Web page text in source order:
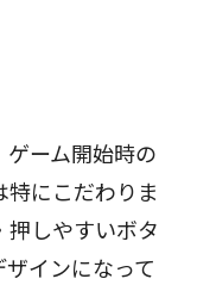
ーム開始時の
にこだわりま
押しやすいボタ
インになって